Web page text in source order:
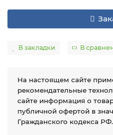
В закладки В
На настоящем сайте
рекомендательные
сайте информация о
публичной офертой в
Гражданского кодекса РФ.